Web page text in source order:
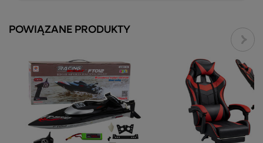
POWIĄZANE PRODUKTY